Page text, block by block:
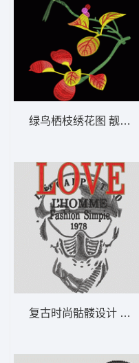
绿鸟栖枝绣花图 靓花 鸟
复古时尚骷髅设计 骷髅